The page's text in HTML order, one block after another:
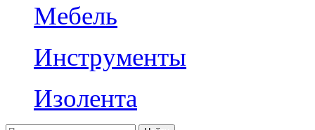
Мебель
Инструменты
Изолента